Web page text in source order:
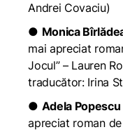
Andrei Covaciu)
● Monica
mai apreciat
Jocul” – Lauren
traducător: Irina
● Adela Popescu
apreciat roman